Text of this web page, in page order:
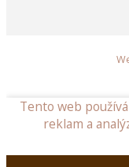
Dřevěné
Tento web
reklam a